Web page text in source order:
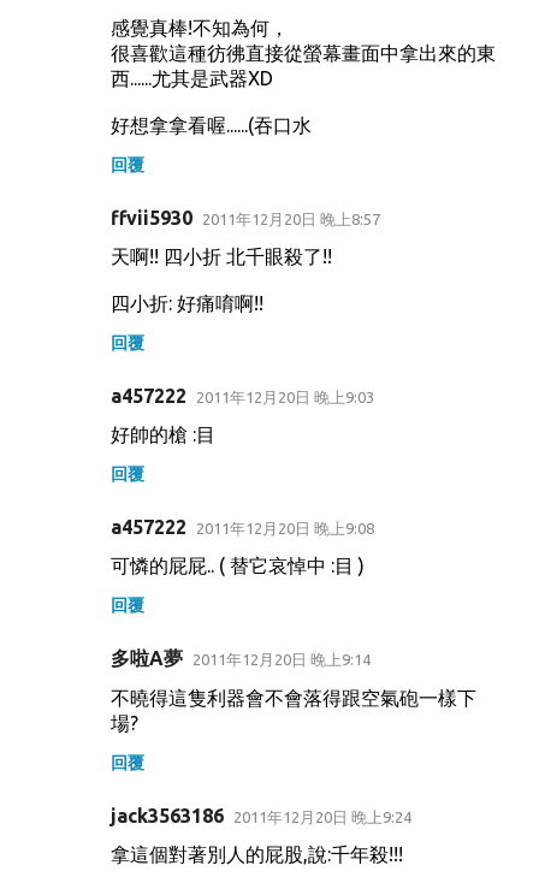
感覺真棒!不知為何，
很喜歡這種彷彿直接從螢幕畫面中拿出來的東
西......尤其是武器XD
好想拿拿看喔......(吞口水
回覆
ffvii5930 2011年12月20日 晚上8:57
天啊!! 四小折 北千眼殺了!!
四小折: 好痛唷啊!!
回覆
a457222 2011年12月20日 晚上9:03
好帥的槍 :目
回覆
a457222 2011年12月20日 晚上9:08
可憐的屁屁.. ( 替它哀悼中 :目 )
回覆
多啦A夢 2011年12月20日 晚上9:14
不曉得這隻利器會不會落得跟空氣砲一樣下
場?
回覆
jack3563186 2011年12月20日 晚上9:24
拿這個對著別人的屁股,說:千年殺!!!